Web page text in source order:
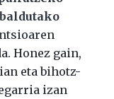
Honez gain,
eta bihotz-
izan